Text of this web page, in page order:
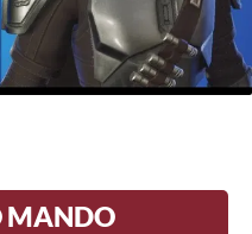
MANDO